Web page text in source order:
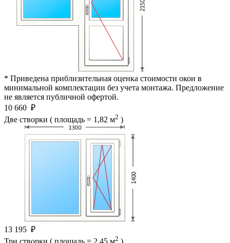
* Приведена приблизительная оценка стоимости окон в
минимальной комплектации без учета монтажа. Предложение
не является публичной офертой.
10 660 ₽
Две створки ( площадь = 1,82 м2 )
13 195 ₽
2